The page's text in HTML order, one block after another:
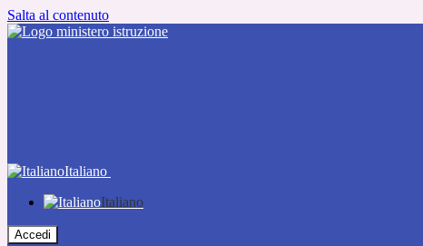
Salta al contenuto
Italiano
Italiano
Accedi